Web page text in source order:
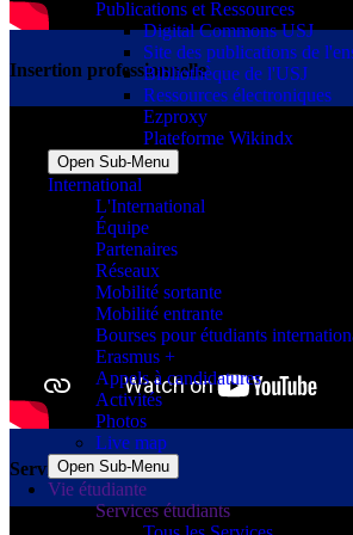
Publications et Ressources
Digital Commons USJ
Site des publications de
Bibliothèque de l'USJ
Ressources électroniques
Ezproxy
Plateforme Wikindx
Open Sub-Menu
International
L'International
Équipe
Partenaires
Réseaux
Mobilité sortante
Mobilité entrante
Bourses pour étudiants
Erasmus +
Appels à candidatures
Activités
Photos
Live map
Open Sub-Menu
Vie étudiante
Services étudiants
Insertion professionnelle
Service social